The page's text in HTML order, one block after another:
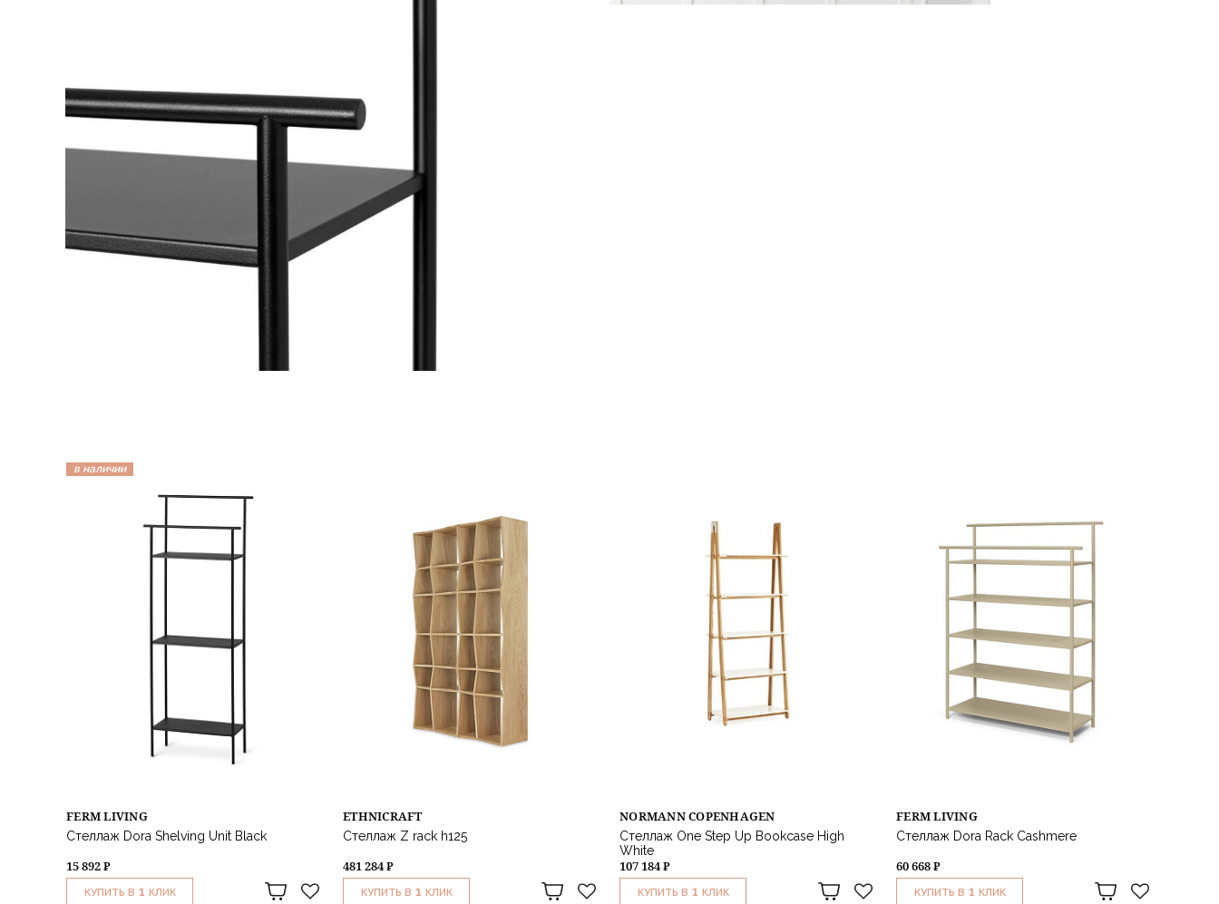
в наличии
FERM LIVING
Стеллаж Dora Shelving Unit Black
15 892 ₽
КУПИТЬ В 1 КЛИК
ETHNICRAFT
Стеллаж Z rack h125
481 284 ₽
КУПИТЬ В 1 КЛИК
NORMANN COPENHAGEN
Стеллаж One Step Up Bookcase High
White
107 184 ₽
КУПИТЬ В 1 КЛИК
FERM LIVING
Стеллаж Dora Rack Cashmere
60 668 ₽
КУПИТЬ В 1 КЛИК